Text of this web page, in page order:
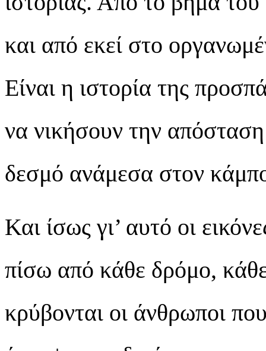
και από εκεί στο
Είναι η ιστορία της
να νικήσουν την
δεσμό ανάμεσα στον
Και ίσως γι’ αυτό οι
πίσω από κάθε δρόμο,
κρύβονται οι άνθρωποι